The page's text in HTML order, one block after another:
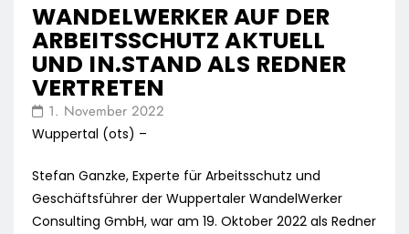
WANDELWERKER AUF DER
ARBEITSSCHUTZ AKTUELL
UND IN.STAND ALS REDNER
VERTRETEN
1. November 2022
Wuppertal (ots) –
Stefan Ganzke, Experte für Arbeitsschutz und
Geschäftsführer der Wuppertaler WandelWerker
Consulting GmbH, war am 19. Oktober 2022 als Redner